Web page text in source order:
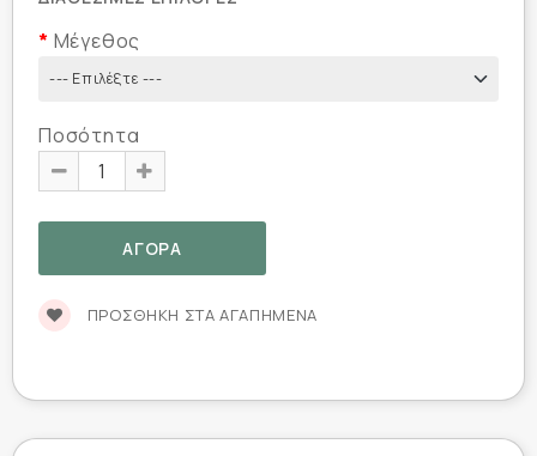
Μέγεθος
Ποσότητα
ΠΡΟΣΘΉΚΗ ΣΤΑ ΑΓΑΠΗΜΈΝΑ